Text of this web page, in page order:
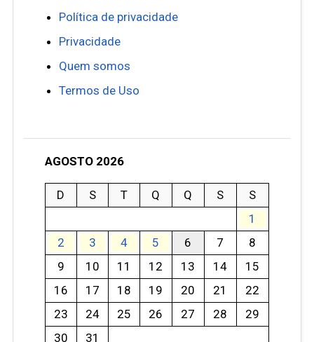
Política de privacidade
Privacidade
Quem somos
Termos de Uso
AGOSTO 2026
D S T Q Q S
S
1
2
3 4 5 6 7
8
9
10 11 12 13 14
15
16
17 18 19 20 21
22
23
24 25 26 27 28
29
30
31